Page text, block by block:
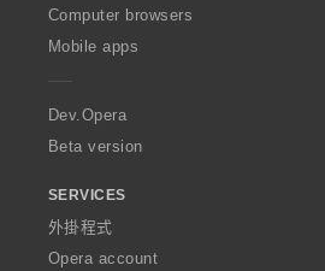
O
p
a
Computer browsers
Mobile apps
Dev.Opera
Beta version
SERVICES
外掛程式
Opera account